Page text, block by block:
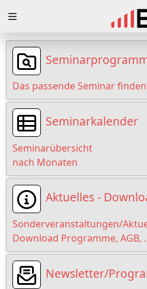
Loading
Loading
Loading
Loading
Loading
Loading
Das passende Seminar
Seminarkalender
Seminarübersicht
nach Monaten
Aktuelles -
Sonderveranstaltungen/
Download Programme, AGB,
Newsletter/